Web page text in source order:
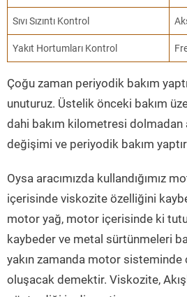
Sıvı Sızıntı Kontrol
Yakıt Hortumları Kontrol
Çoğu zaman periyodik bakım
unuturuz. Üstelik önceki bakım
dahi bakım kilometresi dolmadan
değişimi ve periyodik bakım
Oysa aracımızda kullandığımız
içerisinde viskozite özelliğini
motor yağ, motor içerisinde ki
kaybeder ve metal sürtünmeleri
yakın zamanda motor
oluşacak demektir. Viskozite,